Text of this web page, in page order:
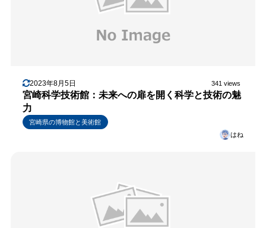
2023年8月5日 341 views
宮崎科学技術館：未来への扉を開く科学と技術の魅
力
宮崎県の博物館と美術館
はね